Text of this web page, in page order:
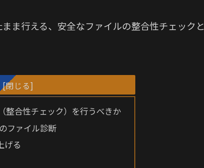
ま行える、安全なファイルの整合性チェックと
整合性チェック）を行うべきか
ファイル診断
げる